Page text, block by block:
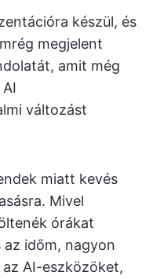
készül, és
megjelent
amit még
változást
miatt kevés
Mivel
órákat
az időm, nagyon
AI-eszközöket,